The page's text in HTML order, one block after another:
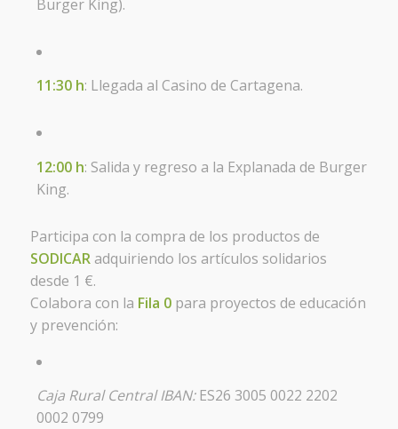
Burger King).
11:30 h: Llegada al Casino de Cartagena.
12:00 h: Salida y regreso a la Explanada de Burger
King.
Participa con la compra de los productos de
SODICARadquiriendo los artículos solidarios
desde 1 €.
Colabora con la Fila 0para proyectos de educación
y prevención:
Caja Rural Central IBAN:ES26 3005 0022 2202
0002 0799